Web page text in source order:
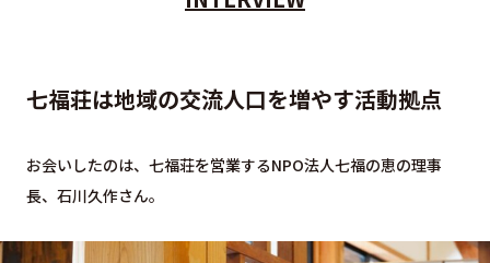
七福荘は地域の交流人口を増やす活動拠点
お会いしたのは、七福荘を営業するNPO法人七福の恵の理事
長、石川久作さん。